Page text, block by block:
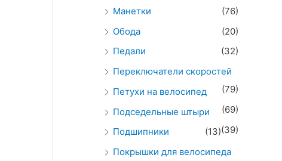
Манетки
(76)
Обода
(20)
Педали
(32)
Переключатели скоростей
(79)
Петухи на велосипед
(69)
Подседельные штыри
(39)
Подшипники
(13)
Покрышки для велосипеда